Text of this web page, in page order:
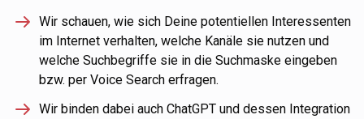
Wir schauen, wie sich Deine potentiellen Interessenten
im Internet verhalten, welche Kanäle sie nutzen und
welche Suchbegriffe sie in die Suchmaske eingeben
bzw. per Voice Search erfragen.
Wir binden dabei auch ChatGPT und dessen Integration